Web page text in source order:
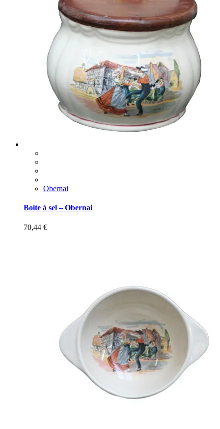
Obernai
Boite à sel – Obernai
70,44 €